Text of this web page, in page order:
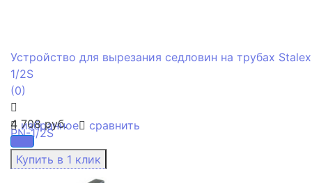
избранное сравнить
Устройство для вырезания седловин на трубах
1/2S
(0)
4 708 руб.